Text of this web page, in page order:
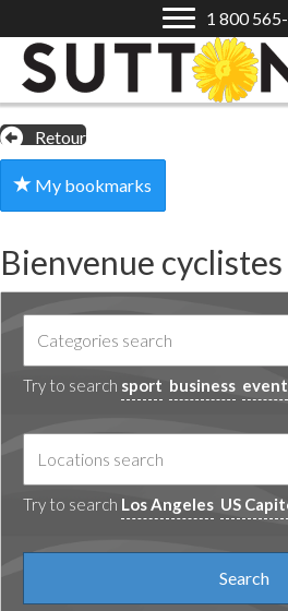
1 800
Retour
My bookmarks
Bienvenue cyclistes
Try to search sport business event
Try to search Los Angeles US